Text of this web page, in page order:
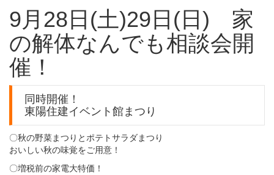
9月28日(土)29日(日) 家
の解体なんでも相談会開
催！
同時開催！
東陽住建イベント館まつり
〇秋の野菜まつりとポテトサラダまつり
おいしい秋の味覚をご用意！
〇増税前の家電大特価！